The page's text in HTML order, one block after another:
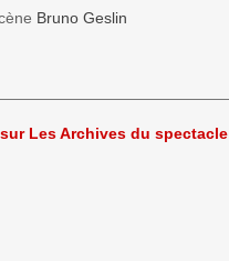
Bruno Geslin
Les Archives du spectacle